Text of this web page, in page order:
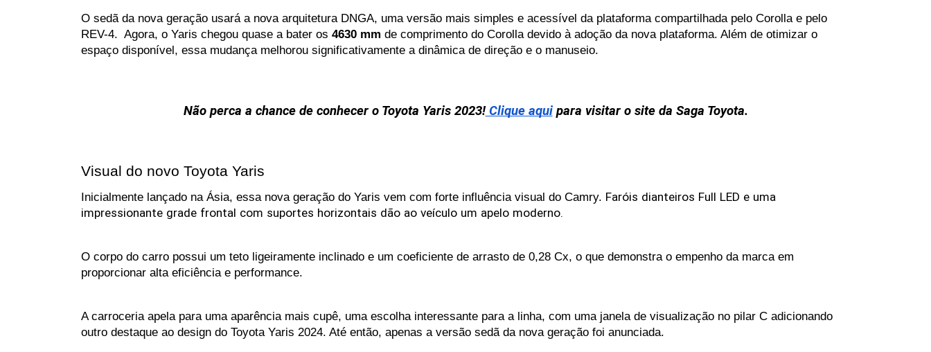
O sedã da nova geração usará a nova arquitetura DNGA, uma versão mais simples e acessível da plataforma compartilhada pelo Corolla e pelo
REV-4.  Agora, o Yaris chegou quase a bater os 4630 mm de comprimento do Corolla devido à adoção da nova plataforma. Além de otimizar o
espaço disponível, essa mudança melhorou significativamente a dinâmica de direção e o manuseio.
Não perca a chance de conhecer o Toyota Yaris 2023! Clique aqui para visitar o site da Saga Toyota.
Visual do novo Toyota Yaris
Inicialmente lançado na Ásia, essa nova geração do Yaris vem com forte influência visual do Camry. Faróis dianteiros Full LED e uma
impressionante grade frontal com suportes horizontais dão ao veículo um apelo moderno.
O corpo do carro possui um teto ligeiramente inclinado e um coeficiente de arrasto de 0,28 Cx, o que demonstra o empenho da marca em
proporcionar alta eficiência e performance.
A carroceria apela para uma aparência mais cupê, uma escolha interessante para a linha, com uma janela de visualização no pilar C adicionando
outro destaque ao design do Toyota Yaris 2024. Até então, apenas a versão sedã da nova geração foi anunciada.